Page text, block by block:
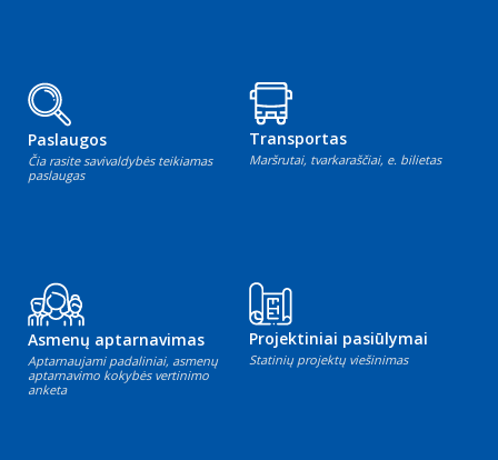
Paslaugos
Čia rasite savivaldybės teikiamas
paslaugas
Transportas
Maršrutai, tvarkaraščiai, e. bilietas
Asmenų aptarnavimas
Aptarnaujami padaliniai, asmenų
aptarnavimo kokybės vertinimo
anketa
Projektiniai pasiūlymai
Statinių projektų viešinimas